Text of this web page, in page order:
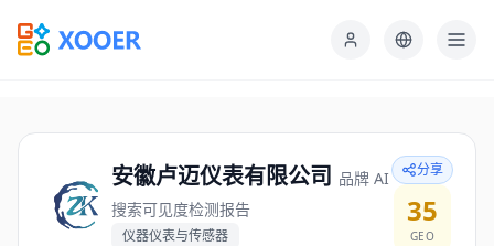
安徽卢迈仪表有限公司 品牌 AI
搜索可见度检测报告
仪器仪表与传感器
分享
35
GEO